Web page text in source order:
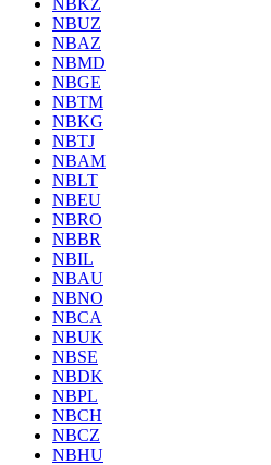
NBKZ
NBUZ
NBAZ
NBMD
NBGE
NBTM
NBKG
NBTJ
NBAM
NBLT
NBEU
NBRO
NBBR
NBIL
NBAU
NBNO
NBCA
NBUK
NBSE
NBDK
NBPL
NBCH
NBCZ
NBHU